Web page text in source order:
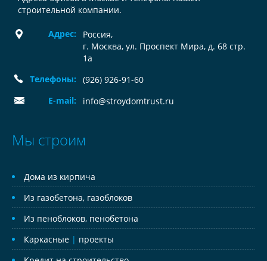
строительной компании.
Адрес: Россия,
г. Москва, ул. Проспект Мира, д. 68 стр.
1а
Телефоны:
(926) 926-91-60
E-mail:
info@stroydomtrust.ru
Мы строим
Дома из кирпича
Из газобетона, газоблоков
Из пеноблоков, пенобетона
Каркасные | проекты